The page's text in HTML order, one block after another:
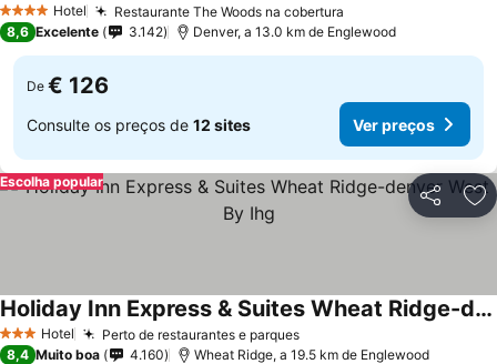
4 EstrelasHotel Restaurante The Woods na cobertura
8,6 Excelente 3.142 Denver, a 13.0 km de Englewood
De € 126
Consulte os preços de 12 sites Ver preços
Partilhar
Escolha popular
3 EstrelasHotel Perto de restaurantes e parques
Holiday Inn Express & Suites Wheat Ridge-denver West By Ihg
8,4 Muito boa 4.160 Wheat Ridge, a 19.5 km de Englewood